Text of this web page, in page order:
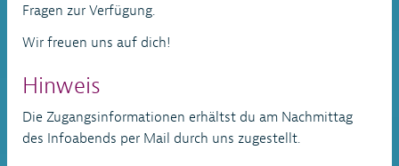
Fragen zur Verfügung.
Wir freuen uns auf dich!
Hinweis
Die Zugangsinformationen erhältst du am Nachmittag
des Infoabends per Mail durch uns zugestellt.